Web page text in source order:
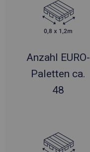
Anzahl EURO-
Paletten ca.
48